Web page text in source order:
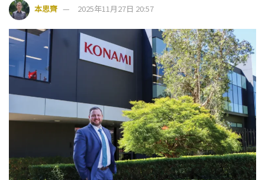
本思齊 2025年11月27日 20:57